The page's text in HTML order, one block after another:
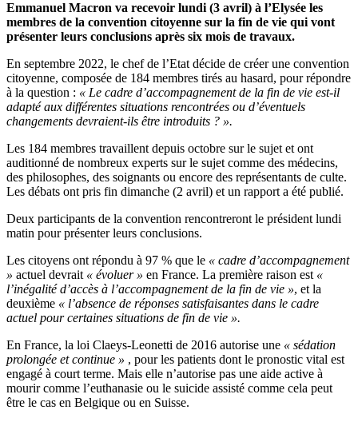
Emmanuel Macron va recevoir lundi (3 avril) à l’Elysée les
membres de la convention citoyenne sur la fin de vie qui vont
présenter leurs conclusions après six mois de travaux.
En septembre 2022, le chef de l’Etat décide de créer une convention
citoyenne, composée de 184 membres tirés au hasard, pour répondre
à la question : « Le cadre d’accompagnement de la fin de vie est-il
adapté aux différentes situations rencontrées ou d’éventuels
changements devraient-ils être introduits ? ».
Les 184 membres travaillent depuis octobre sur le sujet et ont
auditionné de nombreux experts sur le sujet comme des médecins,
des philosophes, des soignants ou encore des représentants de culte.
Les débats ont pris fin dimanche (2 avril) et un rapport a été publié.
Deux participants de la convention rencontreront le président lundi
matin pour présenter leurs conclusions.
Les citoyens ont répondu à 97 % que le « cadre d’accompagnement
» actuel devrait « évoluer » en France. La première raison est «
l’inégalité d’accès à l’accompagnement de la fin de vie », et la
deuxième « l’absence de réponses satisfaisantes dans le cadre
actuel pour certaines situations de fin de vie ».
En France, la loi Claeys-Leonetti de 2016 autorise une « sédation
prolongée et continue » , pour les patients dont le pronostic vital est
engagé à court terme. Mais elle n’autorise pas une aide active à
mourir comme l’euthanasie ou le suicide assisté comme cela peut
être le cas en Belgique ou en Suisse.